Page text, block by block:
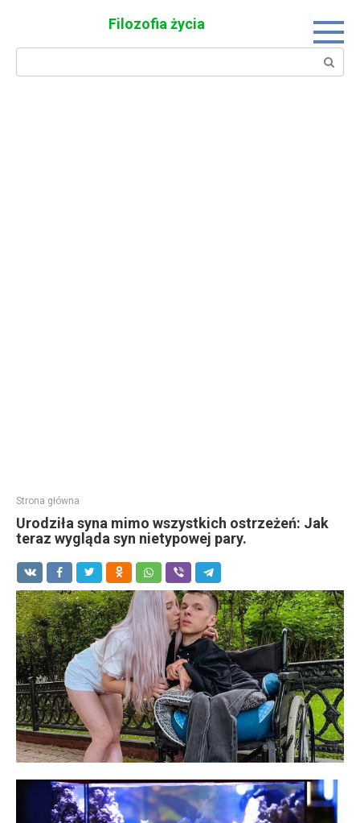
Filozofia życia
Search:
Strona główna
Urodziła syna mimo wszystkich ostrzeżeń: Jak
teraz wygląda syn nietypowej pary.